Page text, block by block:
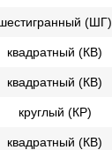
(ШГ)
квадратный (КВ)
квадратный (КВ)
круглый (КР)
квадратный (КВ)